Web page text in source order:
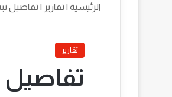
الرئيسية | تقارير | تفاصيل
تقارير